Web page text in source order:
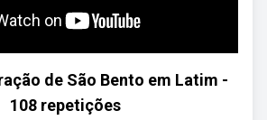
de São Bento em Latim -
108 repetições